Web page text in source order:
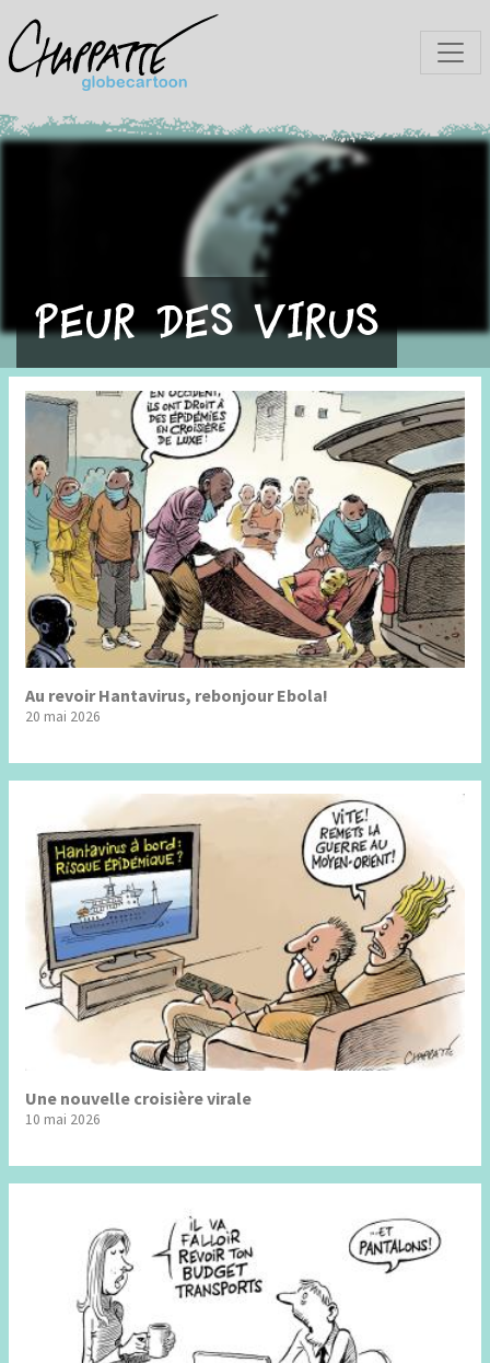
Peur des virus
Au revoir Hantavirus, rebonjour Ebola!
20 mai 2026
Une nouvelle croisière virale
10 mai 2026